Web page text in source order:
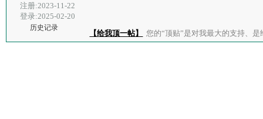
注册:2023-11-22
登录:2025-02-20
历史记录
【给我顶一帖】 您的“顶贴”是对我最大的支持、